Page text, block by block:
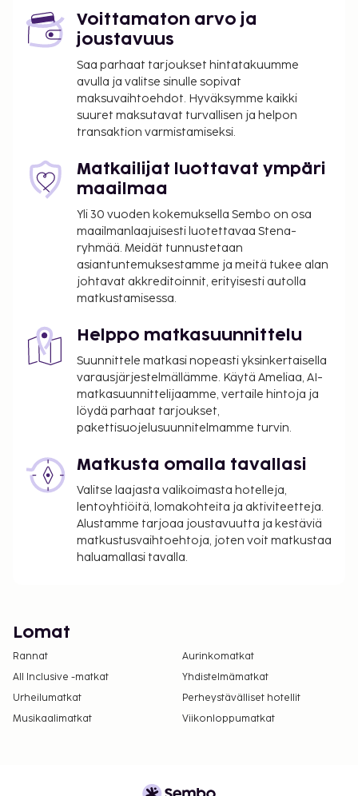
Voittamaton arvo ja
joustavuus
Saa parhaat tarjoukset hintatakuumme
avulla ja valitse sinulle sopivat
maksuvaihtoehdot. Hyväksymme kaikki
suuret maksutavat turvallisen ja helpon
transaktion varmistamiseksi.
Matkailijat luottavat ympäri
maailmaa
Yli 30 vuoden kokemuksella Sembo on osa
maailmanlaajuisesti luotettavaa Stena-
ryhmää. Meidät tunnustetaan
asiantuntemuksestamme ja meitä tukee alan
johtavat akkreditoinnit, erityisesti autolla
matkustamisessa.
Helppo matkasuunnittelu
Suunnittele matkasi nopeasti yksinkertaisella
varausjärjestelmällämme. Käytä Ameliaa, AI-
matkasuunnittelijaamme, vertaile hintoja ja
löydä parhaat tarjoukset,
pakettisuojelusuunnitelmamme turvin.
Matkusta omalla tavallasi
Valitse laajasta valikoimasta hotelleja,
lentoyhtiöitä, lomakohteita ja aktiviteetteja.
Alustamme tarjoaa joustavuutta ja kestäviä
matkustusvaihtoehtoja, joten voit matkustaa
haluamallasi tavalla.
Lomat
Rannat
Aurinkomatkat
All Inclusive -matkat
Yhdistelmämatkat
Urheilumatkat
Perheystävälliset hotellit
Musikaalimatkat
Viikonloppumatkat